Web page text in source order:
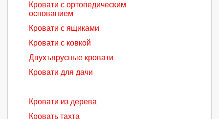
Кровати с ортопедическим
основанием
Кровати с ящиками
Кровати с ковкой
Двухъярусные кровати
Кровати для дачи
Кровати из дерева
Кровать тахта